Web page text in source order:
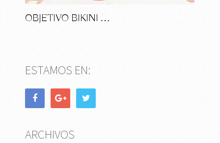
OBJETIVO BIKINI …
ESTAMOS EN:
ARCHIVOS